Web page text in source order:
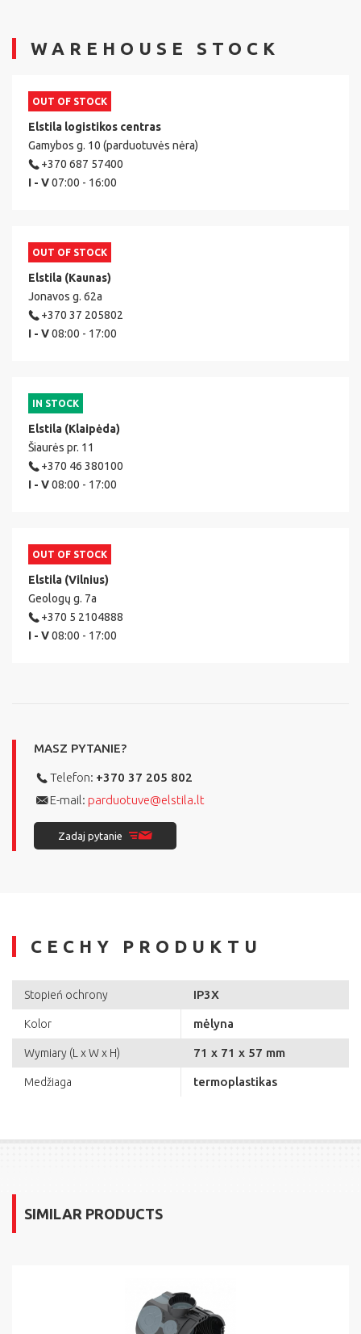
WAREHOUSE STOCK
OUT OF STOCK
Elstila logistikos centras
Gamybos g. 10 (parduotuvės nėra)
+370 687 57400
I - V07:00 - 16:00
OUT OF STOCK
Elstila (Kaunas)
Jonavos g. 62a
+370 37 205802
I - V08:00 - 17:00
IN STOCK
Elstila (Klaipėda)
Šiaurės pr. 11
+370 46 380100
I - V08:00 - 17:00
OUT OF STOCK
Elstila (Vilnius)
Geologų g. 7a
+370 5 2104888
I - V08:00 - 17:00
MASZ PYTANIE?
Telefon: +370 37 205 802
E-mail: parduotuve@elstila.lt
Zadaj pytanie
CECHY PRODUKTU
Stopień ochrony IP3X
Kolor mėlyna
Wymiary (L x W x H) 71 x 71 x 57 mm
Medžiaga termoplastikas
SIMILAR PRODUCTS